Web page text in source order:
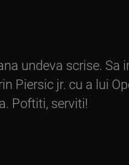
undeva scrise. Sa
Piersic jr. cu a lui
Poftiti, serviti!